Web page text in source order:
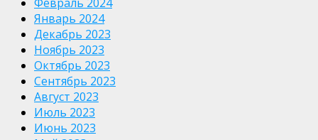
Январь 2024
Декабрь 2023
Ноябрь 2023
Октябрь 2023
Сентябрь 2023
Август 2023
Июль 2023
Июнь 2023